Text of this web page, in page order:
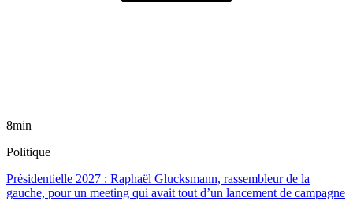
8min
Politique
Présidentielle 2027 : Raphaël Glucksmann, rassembleur de la
gauche, pour un meeting qui avait tout d’un lancement de campagne